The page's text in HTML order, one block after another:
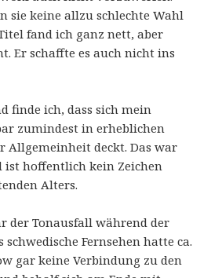
sie keine allzu schlechte Wahl
fand ich ganz nett, aber
Er schaffte es auch nicht ins
finde ich, dass sich mein
zumindest in erheblichen
Allgemeinheit deckt. Das war
ist hoffentlich kein Zeichen
Alters.
der Tonausfall während der
Fernsehen hatte ca.
gar keine Verbindung zu den